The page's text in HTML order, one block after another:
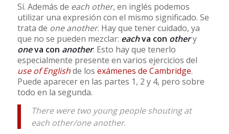
Sí. Además de each other, en inglés podemos
utilizar una expresión con el mismo significado. Se
trata de one another. Hay que tener cuidado, ya
que no se pueden mezclar: eachva con othery
oneva con another. Esto hay que tenerlo
especialmente presente en varios ejercicios del
use of English de los exámenes de Cambridge.
Puede aparecer en las partes 1, 2 y 4, pero sobre
todo en la segunda.
There were two young people shouting at
each other/one another.